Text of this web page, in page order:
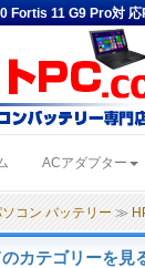
Fortis 11 G9 Pro対
(current)ACアダプター
コン バッテリー ≫
カテゴリーを見